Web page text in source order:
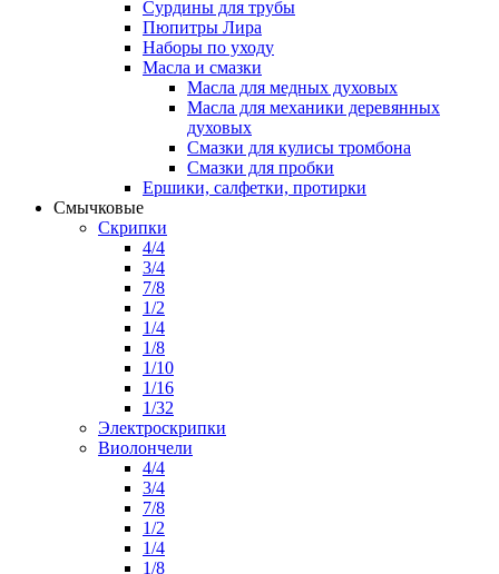
Сурдины для трубы
Пюпитры Лира
Наборы по уходу
Масла и смазки
Масла для медных духовых
Масла для механики деревянных
духовых
Смазки для кулисы тромбона
Смазки для пробки
Ершики, салфетки, протирки
Смычковые
Скрипки
4/4
3/4
7/8
1/2
1/4
1/8
1/10
1/16
1/32
Электроскрипки
Виолончели
4/4
3/4
7/8
1/2
1/4
1/8